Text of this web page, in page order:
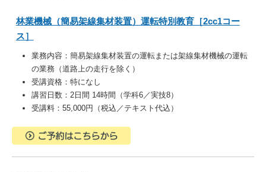
林業機械（簡易架線集材装置）運転特別教育［2cc1コー
ス］
業務内容： 簡易架線集材装置の運転または架線集材機械の運転
の業務（道路上の走行を除く）
受講資格：特になし
講習日数：2日間 14時間（学科6／実技8）
受講料：55,000円（税込／テキスト代込）